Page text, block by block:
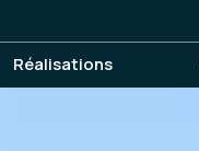
Réalisations